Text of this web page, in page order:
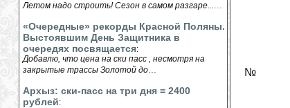
Летом надо строить! Сезон в самом разгаре...
«Очередные» рекорды Красной Поляны.
Выстоявшим День Защитника в
очередях посвящается:
Добавлю, что цена на ски пасс , несмотря на
закрытые трассы Золотой до
Архыз: ски-пасс на три дня = 2400
рублей:
№